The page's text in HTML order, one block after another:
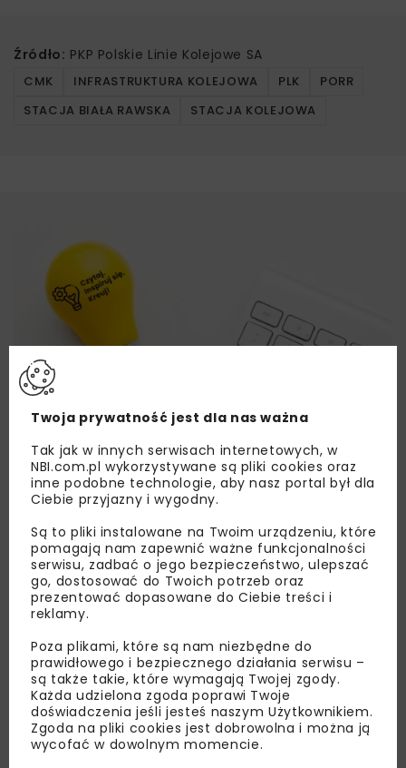
Źródło: PKP Polskie Linie Kolejowe SA
CMK INFRASTRUKTURA KOLEJOWA PLK
PORR
STACJA BIAŁA RAWSKA
STACJA KOLEJOWA
Lubisz wiedzieć więcej?
nas najlepsze informacje branżowe,
zaproszenia na wydarzenia, atrakcyjne oferty i
dedykowane akcje specjalne.
Twoja prywatność jest dla nas ważna
Tak jak w innych serwisach internetowych, w
NBI.com.pl wykorzystywane są pliki cookies oraz
inne podobne technologie, aby nasz portal był dla
Ciebie przyjazny i wygodny.
Są to pliki instalowane na Twoim urządzeniu, które
pomagają nam zapewnić ważne funkcjonalności
serwisu, zadbać o jego bezpieczeństwo, ulepszać
go, dostosować do Twoich potrzeb oraz
prezentować dopasowane do Ciebie treści i
reklamy.
Poza plikami, które są nam niezbędne do
prawidłowego i bezpiecznego działania serwisu –
są także takie, które wymagają Twojej zgody.
Każda udzielona zgoda poprawi Twoje
doświadczenia jeśli jesteś naszym Użytkownikiem.
Zgoda na pliki cookies jest dobrowolna i można ją
wycofać w dowolnym momencie.